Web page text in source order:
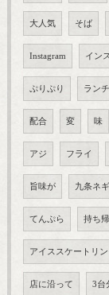
大人気 そば
Instagram イン
ぷりぷり ラン
配合 変 味
アジ フライ
旨味が 九条ネギ
てんぷら 持ち
アイススケートリン
店に沿って 3台